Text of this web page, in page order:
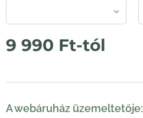
9 990 Ft-tól
A webáruház üzemeltetője: